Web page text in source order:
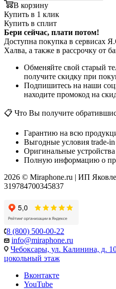
В корзину
Купить в 1 клик
Купить в сплит
Бери сейчас, плати потом!
Доступна покупка в сервисах
Халва, а также в рассрочку от
Обменяйте свой старый
получите скидку при
Подпишитесь на наши
находите промокод на
📋 Что Вы получите
Гарантию на всю
Выгодные условия trade-
Оригинальные
Полную информацию о
2026 © Miraphone.ru | ИП
319784700345837
8 (800) 500-00-22
info@miraphone.ru
Чебоксары, ул. Калинина,
цокольный этаж
Вконтакте
YouTube